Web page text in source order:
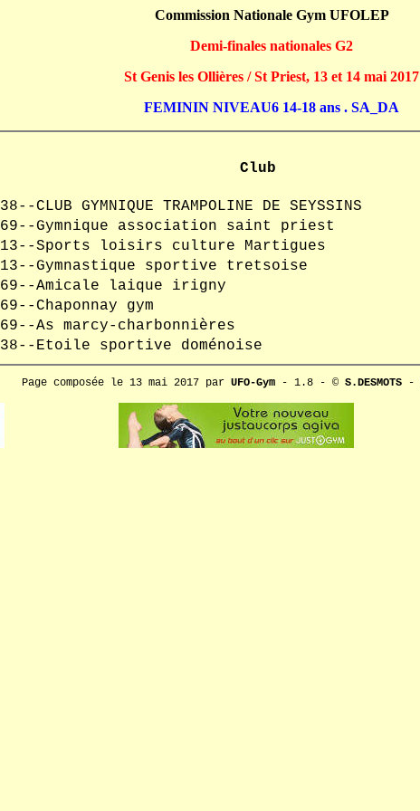
Commission Nationale Gym UFOLEP
Demi-finales nationales G2
St Genis les Ollières / St Priest, 13 et 14 mai 2017
FEMININ NIVEAU6 14-18 ans . SA_DA
Club
38--CLUB GYMNIQUE TRAMPOLINE DE SEYSSINS
69--Gymnique association saint priest
13--Sports loisirs culture Martigues
13--Gymnastique sportive tretsoise
69--Amicale laique irigny
69--Chaponnay gym
69--As marcy-charbonnières
38--Etoile sportive doménoise
Page composée le 13 mai 2017 par UFO-Gym- 1.8 - © S.DESMOTS-